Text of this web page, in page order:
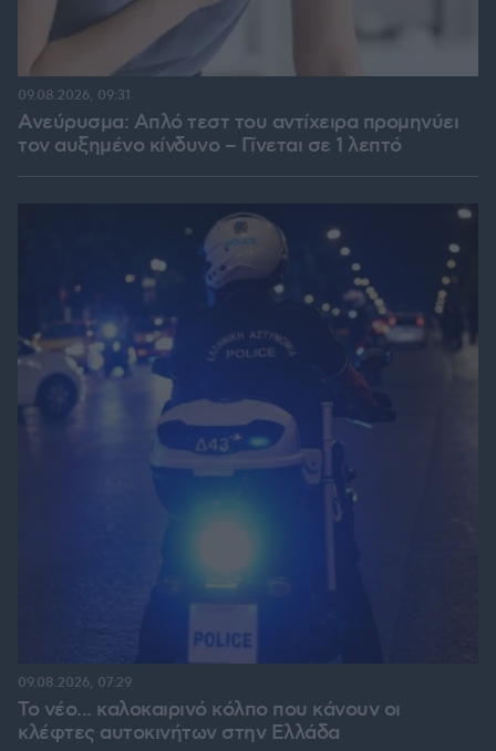
Ανεύρυσμα: Απλό τεστ του αντίχειρα προμηνύει
τον αυξημένο κίνδυνο – Γίνεται σε 1 λεπτό
09.08.2026, 09:31
Το νέο... καλοκαιρινό κόλπο που κάνουν οι
κλέφτες αυτοκινήτων στην Ελλάδα
09.08.2026, 07:29